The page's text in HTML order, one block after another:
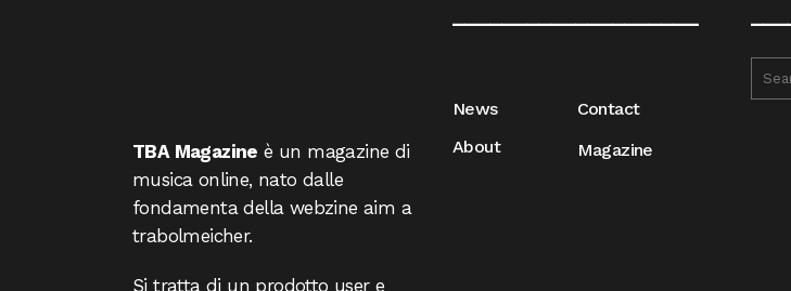
TBA Magazine è un magazine di
musica online, nato dalle
fondamenta della webzine aim a
trabolmeicher.
Si tratta di un prodotto user e
News
About
Contact
Magazine